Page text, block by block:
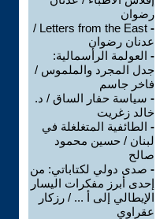
رضوان
-
Letters from the East /
عدنان رضوان
- العولمة الرأسمالية:
جدل المجرد والملموس /
فاخر جاسم
- سياسة حفار الساق / د.
خالد زغريت
- الطائفية المتغلغلة في
لبنان / حسين محمود
صالح
- صدى دولي لكتاباتي: من
إحدى أبرز مفكرات اليسار
الإيطالي إلى أ ... / رزكار
عقراوي